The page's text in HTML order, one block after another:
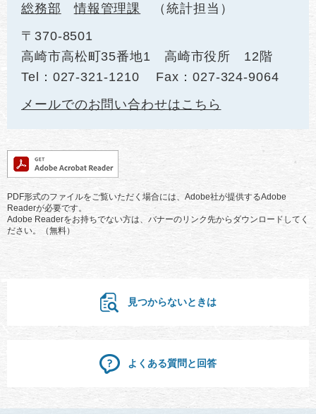
総務部 情報管理課
統計担当
〒370-8501
高崎市高松町35番地1 高崎市役所 12階
Tel：027-321-1210
Fax：027-324-9064
メールでのお問い合わせはこちら
PDF形式のファイルをご覧いただく場合には、Adobe社が提供するAdobe
Readerが必要です。
Adobe Readerをお持ちでない方は、バナーのリンク先からダウンロードしてく
ださい。（無料）
見つからないときは
よくある質問と回答